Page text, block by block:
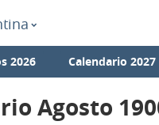
2026 Calendario 2027
Agosto